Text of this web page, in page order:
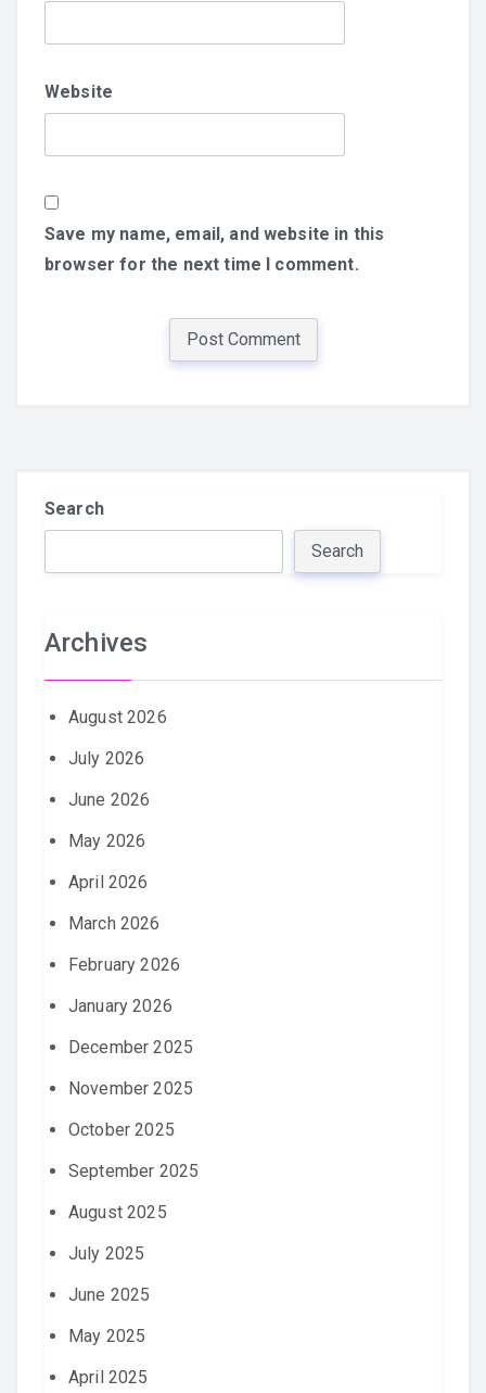
Website
Save my name, email, and website in this
browser for the next time I comment.
Search
Search
Archives
August 2026
July 2026
June 2026
May 2026
April 2026
March 2026
February 2026
January 2026
December 2025
November 2025
October 2025
September 2025
August 2025
July 2025
June 2025
May 2025
April 2025